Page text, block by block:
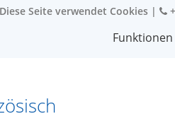
Diese Seite verwendet Cookies |
Funktionen